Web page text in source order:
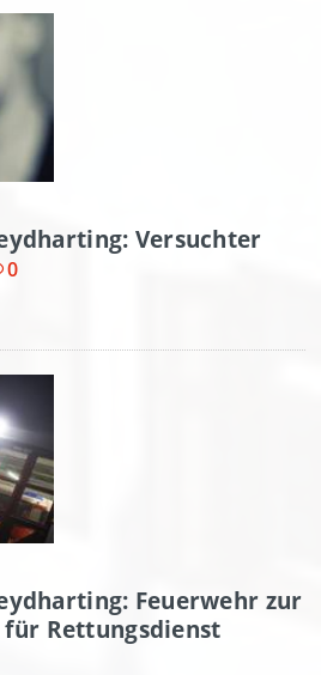
Versuchter
0
Feuerwehr zur
Rettungsdienst